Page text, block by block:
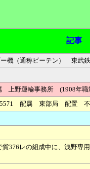
記事
機（通称ピーテン） 東武
上野運輸事務所 (1908
配属 東部局 配置 不
376レの組成中に、浅野